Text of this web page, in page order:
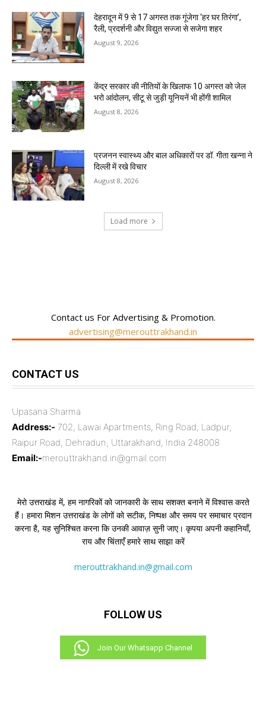
देहरादून में 9 से 17 अगस्त तक गूंजेगा ‘हर घर तिरंगा’,
रैली, प्रदर्शनी और विद्युत सज्जा से सजेगा शहर
August 9, 2026
केंद्र सरकार की नीतियों के खिलाफ 10 अगस्त को जेल
भरो आंदोलन, सीटू से जुड़ी यूनियनें भी होंगी शामिल
August 8, 2026
प्रजनन स्वास्थ्य और बाल अधिकारों पर डॉ. गीता खन्ना ने
दिल्ली में रखे विचार
August 8, 2026
Load more
Contact us For Advertising & Promotion.
advertising@merouttrakhand.in
CONTACT US
Upasana Sharma
Address:- 702, Lawai Apartments, Ring Road, Ladpur,
Raipur Road, Dehradun, Uttarakhand, India 248008
Email:-merouttrakhand.in@gmail.com
मेरो उत्तराखंड में, हम नागरिकों को जानकारी के साथ सशक्त बनाने में विश्वास करते
हैं। हमारा मिशन उत्तराखंड के लोगों को सटीक, निष्पक्ष और समय पर समाचार प्रदान
करना है, यह सुनिश्चित करना कि उनकी आवाज़ सुनी जाए। कृपया अपनी कहानियाँ,
राय और चिंताएँ हमारे साथ साझा करें
merouttrakhand.in@gmail.com
FOLLOW US
Join Our Whatsapp Channel